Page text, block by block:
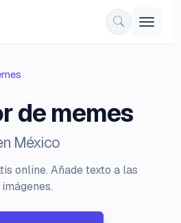
de memes
México
online. Añade texto a las
imágenes.